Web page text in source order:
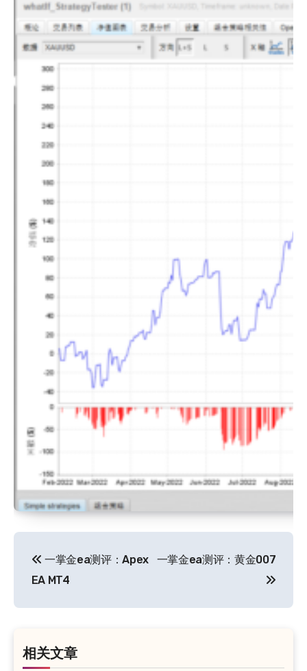
章
导
一掌金ea测评：Apex
EA MT4
一掌金ea测评：黄金007
相关文章